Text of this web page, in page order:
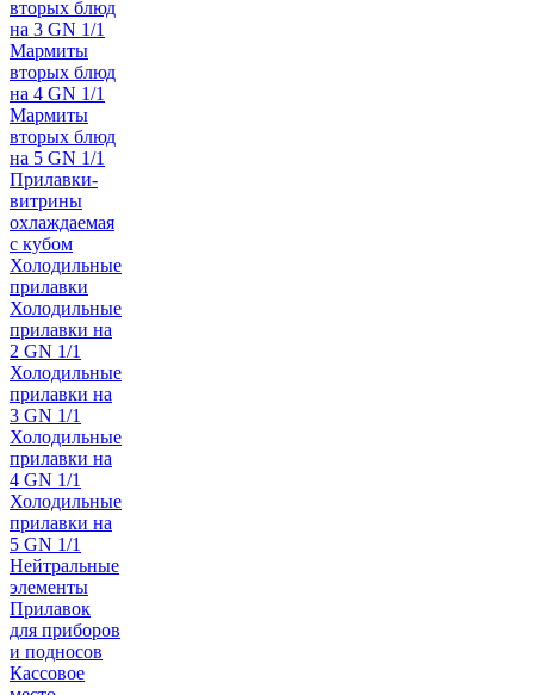
вторых блюд
на 3 GN 1/1
Мармиты
вторых блюд
на 4 GN 1/1
Мармиты
вторых блюд
на 5 GN 1/1
Прилавки-
витрины
охлаждаемая
с кубом
Холодильные
прилавки
Холодильные
прилавки на
2 GN 1/1
Холодильные
прилавки на
3 GN 1/1
Холодильные
прилавки на
4 GN 1/1
Холодильные
прилавки на
5 GN 1/1
Нейтральные
элементы
Прилавок
для приборов
и подносов
Кассовое